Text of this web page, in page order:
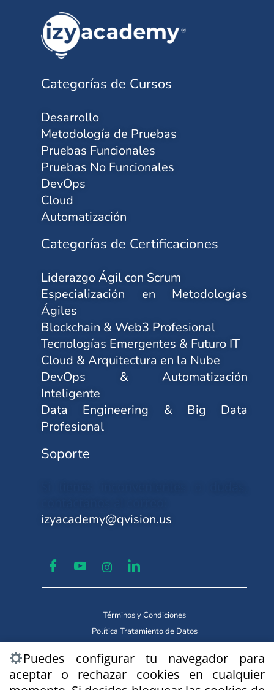
Categorías de Cursos
Desarrollo
Metodología de Pruebas
Pruebas Funcionales
Pruebas No Funcionales
DevOps
Cloud
Automatización
Categorías de Certificaciones
Liderazgo Ágil con Scrum
Especialización en Metodologías
Ágiles
Blockchain & Web3 Profesional
Tecnologías Emergentes & Futuro IT
Cloud & Arquitectura en la Nube
DevOps & Automatización
Inteligente
Data Engineering & Big Data
Profesional
Soporte
izyacademy@qvision.us
Términos y Condiciones
Política Tratamiento de Datos
Copyright © 2026 IzyAcademy
Marca Registrada By Qvision
Technologies.
Puedes configurar tu navegador para
aceptar o rechazar cookies en cualquier